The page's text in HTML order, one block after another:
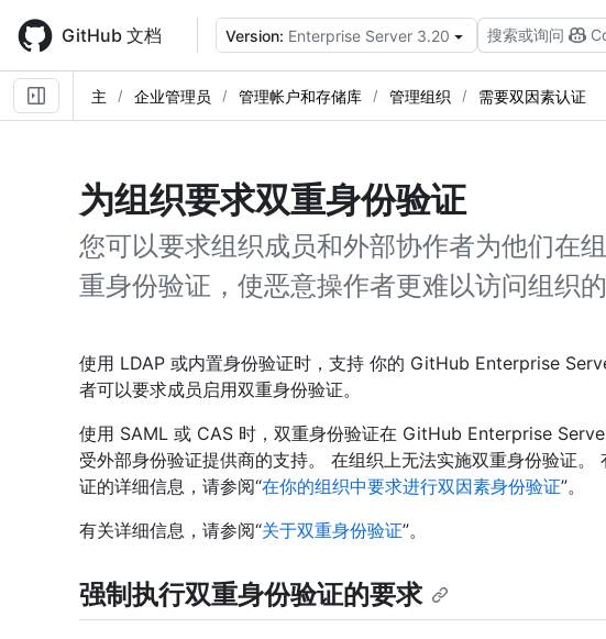
main
content
GitHub 文档 Version: Enterprise Server 3.20 搜索或询问
主 企业管理员 管理帐户和存储库 管理组织 需要双因素认证
为组织要求双重身份验证
您可以要求组织成员和外部协作者为他们在
重身份验证，使恶意操作者更难以访问组织的
使用 LDAP 或内置身份验证时，支持 你的 GitHub Enterprise
者可以要求成员启用双重身份验证。
使用 SAML 或 CAS 时，双重身份验证在 GitHub Enterprise
受外部身份验证提供商的支持。 在组织上无法实施双重身份验证。
证的详细信息，请参阅“在你的组织中要求进行双因素身份验证”。
有关详细信息，请参阅“关于双重身份验证”。
强制执行双重身份验证的要求